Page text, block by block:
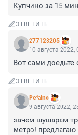
Купчино за 15
ОТВЕТИТЬ
277123205
10 августа 2022,
Вот сами
ОТВЕТИТЬ
Pe⁴alno
9 августа 2022,
зачем шушарам
метро!